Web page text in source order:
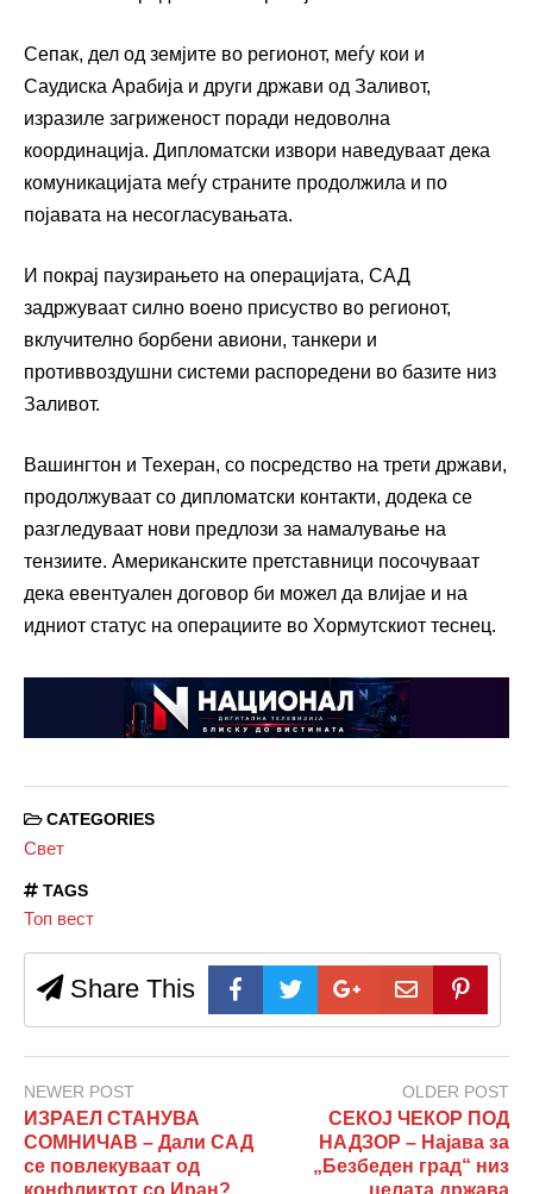
Сепак, дел од земјите во регионот, меѓу кои и
Саудиска Арабија и други држави од Заливот,
изразиле загриженост поради недоволна
координација. Дипломатски извори наведуваат дека
комуникацијата меѓу страните продолжила и по
појавата на несогласувањата.
И покрај паузирањето на операцијата, САД
задржуваат силно воено присуство во регионот,
вклучително борбени авиони, танкери и
противвоздушни системи распоредени во базите низ
Заливот.
Вашингтон и Техеран, со посредство на трети држави,
продолжуваат со дипломатски контакти, додека се
разгледуваат нови предлози за намалување на
тензиите. Американските претставници посочуваат
дека евентуален договор би можел да влијае и на
идниот статус на операциите во Хормутскиот теснец.
CATEGORIES
Свет
TAGS
Топ вест
Share This
NEWER POST
ИЗРАЕЛ СТАНУВА
СОМНИЧАВ – Дали САД
се повлекуваат од
OLDER POST
СЕКОЈ ЧЕКОР ПОД
НАДЗОР – Најава за
„Безбеден град“ низ